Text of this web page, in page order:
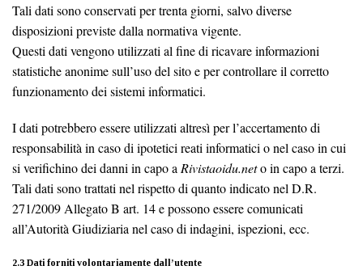
Tali dati sono conservati per trenta giorni, salvo diverse
disposizioni previste dalla normativa vigente.
Questi dati vengono utilizzati al fine di ricavare informazioni
statistiche anonime sull’uso del sito e per controllare il corretto
funzionamento dei sistemi informatici.
I dati potrebbero essere utilizzati altresì per l’accertamento di
responsabilità in caso di ipotetici reati informatici o nel caso in cui
si verifichino dei danni in capo aRivistaoidu.neto in capo a terzi.
Tali dati sono trattati nel rispetto di quanto indicato nel D.R.
271/2009 Allegato B art. 14 e possono essere comunicati
all’Autorità Giudiziaria nel caso di indagini, ispezioni, ecc.
2.3 Dati forniti volontariamente dall’utente